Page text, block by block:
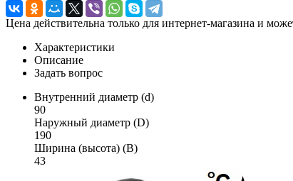
Цена действительна только для интернет-магазина и
Характеристики
Описание
Задать вопрос
Внутренний диаметр (d)
90
Наружный диаметр (D)
190
Ширина (высота) (B)
43